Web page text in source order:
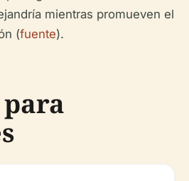
mientras promueven el
(fuente).
para